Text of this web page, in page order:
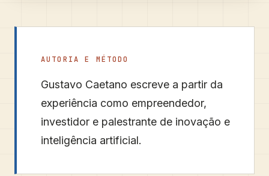
AUTORIA E MÉTODO
Gustavo Caetano escreve a partir da
experiência como empreendedor,
investidor e palestrante de inovação e
inteligência artificial.